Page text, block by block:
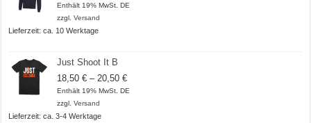
Enthält 19% MwSt. DE
zzgl.Versand
Lieferzeit: ca. 10 Werktage
Just Shoot It B
18,50€ – 20,50€Preisspanne:
18,50 €
Enthält 19% MwSt. DE
zzgl.Versand
Lieferzeit: ca. 3-4 Werktage